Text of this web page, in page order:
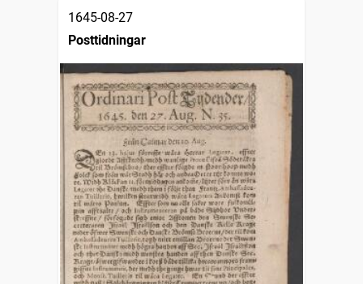
1645-08-27
Posttidningar